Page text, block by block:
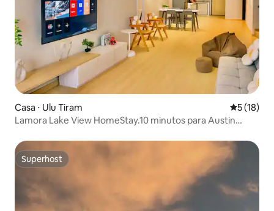
Casa ⋅ Ulu Tiram 5 de uma
5 (18)
Lamora Lake View HomeStay.10 minutos para Austin
Superhost
Superhost